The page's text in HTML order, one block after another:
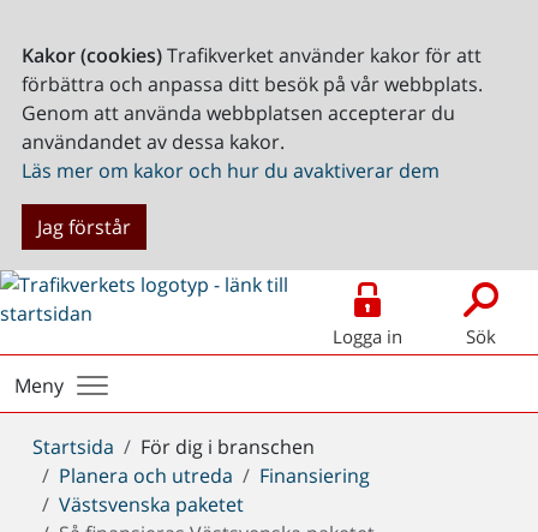
Kakor (cookies)Trafikverket använder kakor för att
förbättra och anpassa ditt besök på vår webbplats.
Genom att använda webbplatsen accepterar du
användandet av dessa kakor.
Läs mer om kakor och hur du avaktiverar dem
Jag förstår
Logga in Sök
Meny
Du
är
här:
Startsida
För dig i branschen
Planera och utreda
Finansiering
Västsvenska paketet